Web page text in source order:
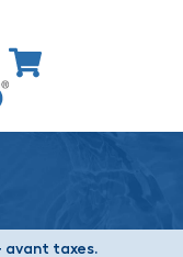
avant taxes.